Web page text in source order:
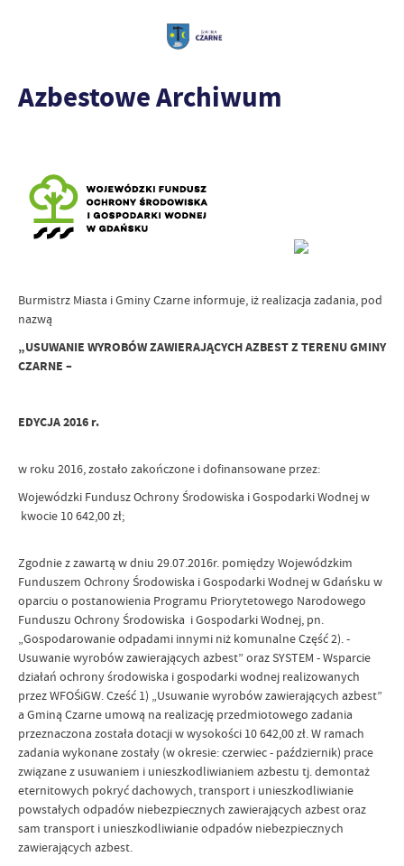
Azbestowe Archiwum
Burmistrz Miasta i Gminy Czarne informuje, iż realizacja zadania, pod
nazwą
„USUWANIE WYROBÓW ZAWIERAJĄCYCH AZBEST Z TERENU GMINY
CZARNE –
EDYCJA 2016 r.
w roku 2016, zostało zakończone i dofinansowane przez:
Wojewódzki Fundusz Ochrony Środowiska i Gospodarki Wodnej w
kwocie 10 642,00 zł;
Zgodnie z zawartą w dniu 29.07.2016r. pomiędzy Wojewódzkim
Funduszem Ochrony Środowiska i Gospodarki Wodnej w Gdańsku w
oparciu o postanowienia Programu Priorytetowego Narodowego
Funduszu Ochrony Środowiska i Gospodarki Wodnej, pn.
„Gospodarowanie odpadami innymi niż komunalne Część 2). -
Usuwanie wyrobów zawierających azbest” oraz SYSTEM - Wsparcie
działań ochrony środowiska i gospodarki wodnej realizowanych
przez WFOŚiGW. Cześć 1) „Usuwanie wyrobów zawierających azbest”
a Gminą Czarne umową na realizację przedmiotowego zadania
przeznaczona została dotacji w wysokości 10 642,00 zł. W ramach
zadania wykonane zostały (w okresie: czerwiec - październik) prace
związane z usuwaniem i unieszkodliwianiem azbestu tj. demontaż
eternitowych pokryć dachowych, transport i unieszkodliwianie
powstałych odpadów niebezpiecznych zawierających azbest oraz
sam transport i unieszkodliwianie odpadów niebezpiecznych
zawierających azbest.